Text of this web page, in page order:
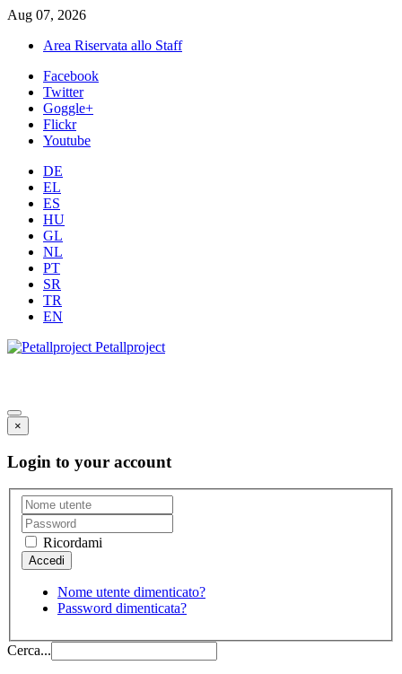
Aug 07, 2026
Area Riservata allo Staff
Facebook
Twitter
Goggle+
Flickr
Youtube
DE
EL
ES
HU
GL
NL
PT
SR
TR
EN
Petallproject
×
Login to your account
Ricordami
Nome utente dimenticato?
Password dimenticata?
Cerca...